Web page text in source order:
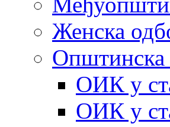
Женска
Општинска
ОИК у
ОИК у